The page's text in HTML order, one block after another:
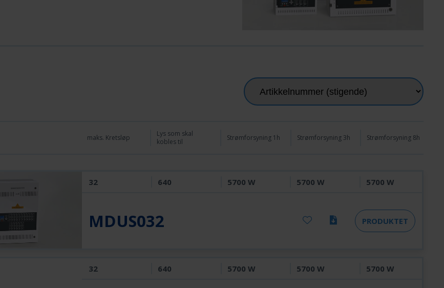
maks. Kretsløp
Lys som skal
kobles til
Strømforsyning 1h Strømforsyning 3h Strømforsyning 8h
32 640 5700 W 5700 W 5700 W
MDUS032 PRODUKTET
32 640 5700 W 5700 W 5700 W